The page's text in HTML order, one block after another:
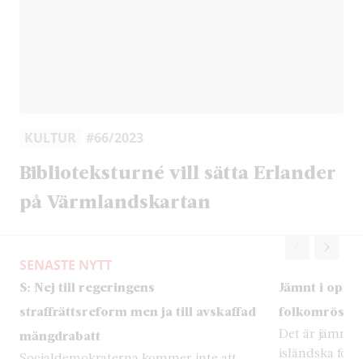
KULTUR #66/2023
Biblioteksturné vill sätta Erlander
på Värmlandskartan
SENASTE NYTT
S: Nej till regeringens
straffrättsreform men ja till avskaffad
mängdrabatt
Jämnt i
Det är jämnt
isländska